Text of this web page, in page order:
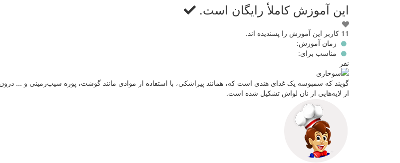
این آموزش کاملأ رایگان است.
این
آموزش
رادوست
دارم!
11 کاربر این آموزش را پسندیده اند.
زمان آموزش:
مناسب برای:
نفر
گویند که سمبوسه یک غذای هندی است که، همانند پیراشکی، با استفاده از موادی مانند گوشت، پوره سیب‌زمینی و ...
از لایه‌هایی از نان لواش تشکیل شده است.